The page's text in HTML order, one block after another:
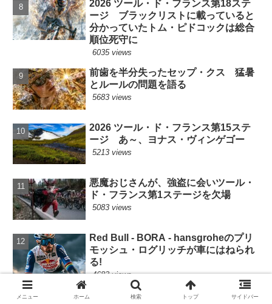
2026 ツール・ド・フランス第18ステ
ージ ブラックリストに載っていると
分かっていたトム・ピドコックは総合
順位死守に
6035 views
前歯を半分失ったセップ・クス 猛暑
とルールの問題を語る
5683 views
2026 ツール・ド・フランス第15ステ
ージ あ～、ヨナス・ヴィンゲゴー
5213 views
悪魔おじさんが、強盗に会いツール・
ド・フランス第1ステージを欠場
5083 views
Red Bull - BORA - hansgroheのプリ
モッシュ・ログリッチが車にはねられ
る!
4683 views
2026 ツール・ド・フランス第14ステ
メニュー ホーム 検索 トップ サイドバー